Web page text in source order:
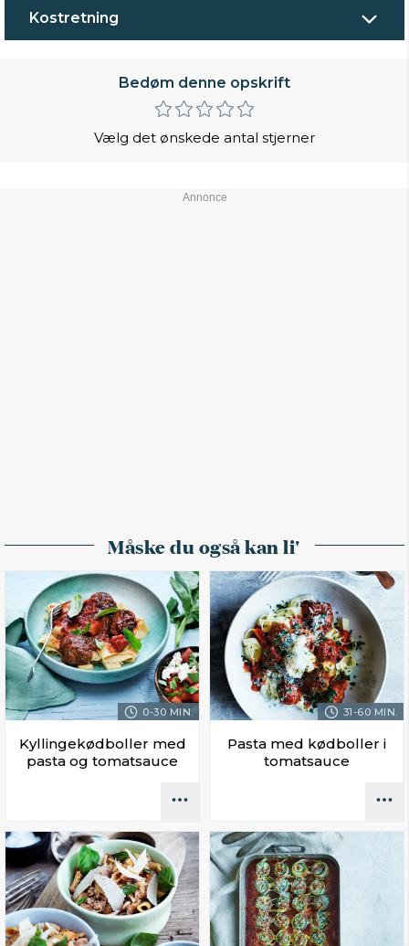
Kostretning
Bedøm denne opskrift
Vælg det ønskede antal stjerner
Måske du også kan li'
0-30 MIN.
Kyllingekødboller med
pasta og tomatsauce
31-60 MIN.
Pasta med kødboller i
tomatsauce